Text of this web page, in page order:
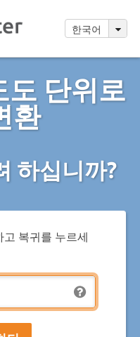
한국어
도 단위로
환
하십니까?
복귀를 누르세